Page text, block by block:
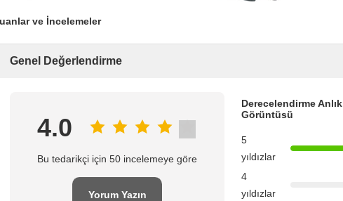
ve İncelemeler
Genel Değerlendirme
4.0
Bu tedarikçi için 50 incelemeye göre
Yorum Yazın
Derecelendirme Anlık
Görüntüsü
5
yıldızlar
4
yıldızlar